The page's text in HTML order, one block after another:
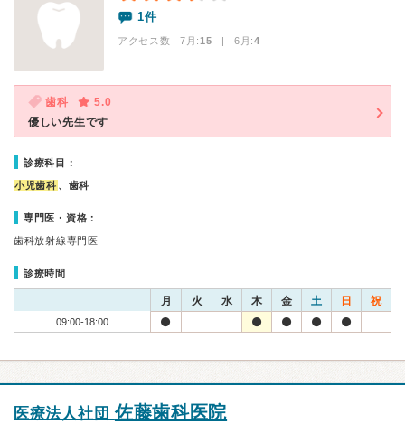
1件
アクセス数 7月:15 | 6月:4
歯科
5.0
優しい先生です
診療科目：
小児歯科 、歯科
専門医・資格：
歯科放射線専門医
診療時間
月 火 水 木 金 土 日 祝
09:00-18:00
医療法人社団佐藤歯科医院